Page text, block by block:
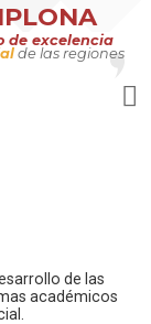
de excelencia
de las regiones
de las
académicos